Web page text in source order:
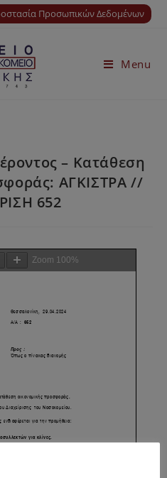
Προσωπικών Δεδομένων
Menu
– Κατάθεση
ΑΓΚΙΣΤΡΑ //
652
Zoom 100%